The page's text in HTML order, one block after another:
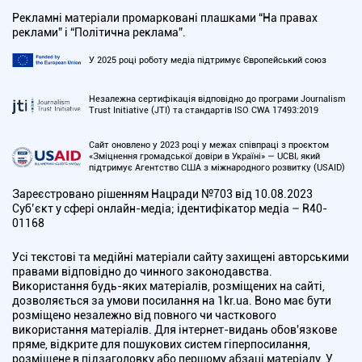
Рекламні матеріали промарковані плашками “На правах
реклами” і “Політична реклама”.
У 2025 році роботу медіа підтримує Європейський союз
Незалежна сертифікація відповідно до програми Journalism
Trust Initiative (JTI) та стандартів ISO CWA 17493:2019
Сайт оновлено у 2023 році у межах співпраці з проєктом
«Зміцнення громадської довіри в Україні» — UCBI, який
підтримує Агентство США з міжнародного розвитку (USAID)
Зареєстровано рішенням Нацради №703 від 10.08.2023
Cуб’єкт у сфері онлайн-медіа; ідентифікатор медіа – R40-
01168
Усі текстові та медійні матеріали сайту захищені авторськими
правами відповідно до чинного законодавства.
Використання будь-яких матеріалів, розміщених на сайті,
дозволяється за умови посилання на 1kr.ua. Воно має бути
розміщено незалежно від повного чи часткового
використання матеріалів. Для інтернет-видань обов'язкове
пряме, відкрите для пошукових систем гіперпосилання,
розміщене в підзаголовку або першому абзаці матеріалу. У